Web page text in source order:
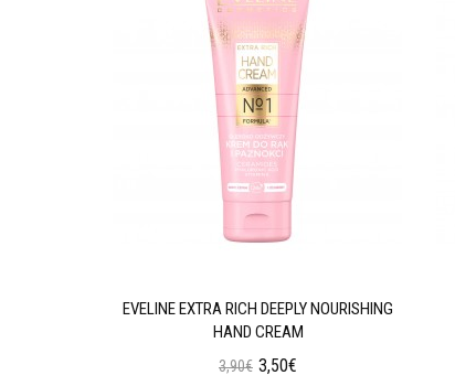
EVELINE EXTRA RICH DEEPLY NOURISHING
HAND CREAM
3,90€ 3,50€